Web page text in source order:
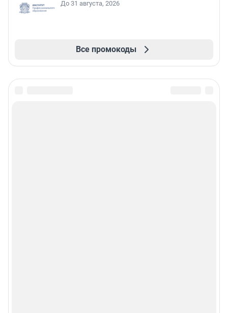
До 31 августа, 2026
Все промокоды